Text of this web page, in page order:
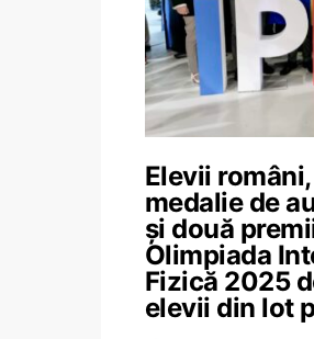
Elevii
medalie de
și două
Olimpiada
Fizică 2025
elevii din lot